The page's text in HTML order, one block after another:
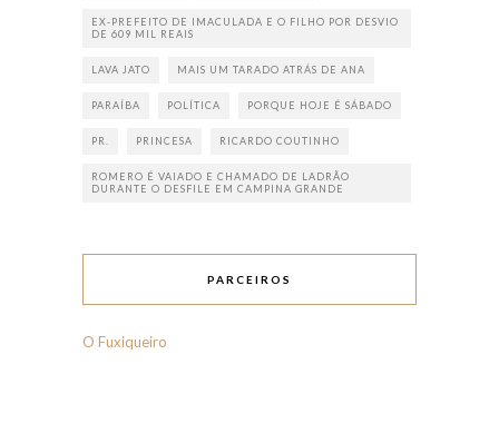
EX-PREFEITO DE IMACULADA E O FILHO POR DESVIO
DE 609 MIL REAIS
LAVA JATO MAIS UM TARADO ATRÁS DE ANA
PARAÍBA POLÍTICA PORQUE HOJE É SÁBADO
PR. PRINCESA RICARDO COUTINHO
ROMERO É VAIADO E CHAMADO DE LADRÃO
DURANTE O DESFILE EM CAMPINA GRANDE
PARCEIROS
O Fuxiqueiro